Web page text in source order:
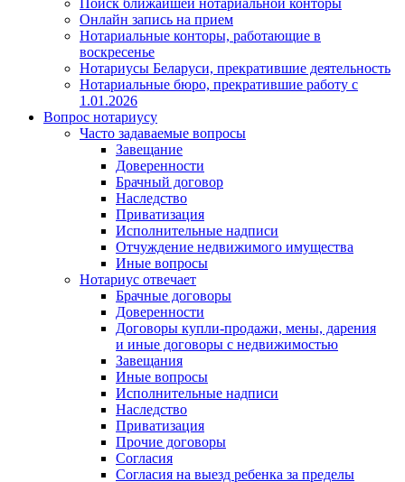
Поиск ближайшей нотариальной конторы
Онлайн запись на прием
Нотариальные конторы, работающие в
воскресенье
Нотариусы Беларуси, прекратившие деятельность
Нотариальные бюро, прекратившие работу с
1.01.2026
Вопрос нотариусу
Часто задаваемые вопросы
Завещание
Доверенности
Брачный договор
Наследство
Приватизация
Исполнительные надписи
Отчуждение недвижимого имущества
Иные вопросы
Нотариус отвечает
Брачные договоры
Доверенности
Договоры купли-продажи, мены, дарения
и иные договоры с недвижимостью
Завещания
Иные вопросы
Исполнительные надписи
Наследство
Приватизация
Прочие договоры
Согласия
Согласия на выезд ребенка за пределы